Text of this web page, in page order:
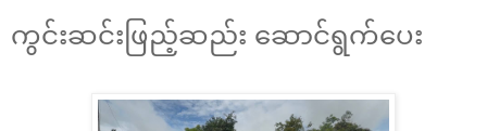
ကွင်းဆင်းဖြည့်ဆည်း ဆောင်ရွက်ပေး